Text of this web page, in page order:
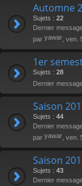
Automne
Sujets : 22
Dernier
par yawar ,
1er
Sujets : 28
Dernier
Saison
Sujets : 44
Dernier
par yawar ,
Saison
Sujets : 43
Dernier